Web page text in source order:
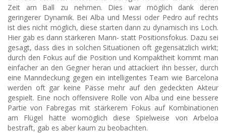
Zeit am Ball zu nehmen. Dies war möglich dank deren
geringerer Dynamik. Bei Alba und Messi oder Pedro auf rechts
ist dies nicht möglich, diese starten dann zu dynamisch ins Loch.
Hier gab es dann stärkeren Mann- statt Positionsfokus. Dazu sei
gesagt, dass dies in solchen Situationen oft gegensätzlich wirkt;
durch den Fokus auf die Position und Kompaktheit kommt man
einfacher an den Gegner heran und attackiert ihn besser, durch
eine Manndeckung gegen ein intelligentes Team wie Barcelona
werden oft gar keine Pässe mehr auf den gedeckten Akteur
gespielt. Eine noch offensivere Rolle von Alba und eine bessere
Partie von Fabregas mit stärkerem Fokus auf Kombinationen
am Flügel hätte womöglich diese Spielweise von Arbeloa
bestraft, gab es aber kaum zu beobachten.